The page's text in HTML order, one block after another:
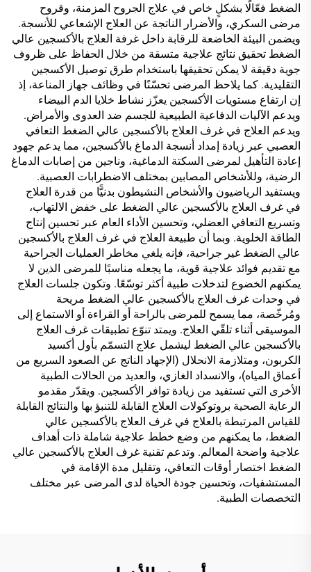
الضغط فعّالًا بشكلٍ خاص في علاج الجروح المزمنة، وقروح
مرضى السكري، والأضرار الناتجة عن العلاج الإشعاعي للأنسجة.
ويضمن البيئة الخاضعة للرقابة داخل غرفة العلاج بالأكسجين عالي
الضغط تحقيق نتائج علاجية متسقة من خلال الحفاظ على ظروف
جوية دقيقة لا يمكن تحقيقها باستخدام طرق توصيل الأكسجين
التقليدية. كما يلاحظ المرضى تحسّنًا في وظائف جهاز المناعة، إذ
إن ارتفاع مستويات الأكسجين يعزّز نشاط خلايا الدم البيضاء
ويدعم الآليات الدفاعية الطبيعية للجسم ضد العدوى والأمراض.
ويدعم العلاج في غرف العلاج بالأكسجين عالي الضغط التعافي
العصبي عبر زيادة إمداد أنسجة الدماغ بالأكسجين، مما يدعم جهود
إعادة التأهيل لمرضى السكتة الدماغية، وناجين من إصابات الدماغ
الرضية، وللأشخاص المصابين بمختلف الاضطرابات العصبية.
ويستفيد الرياضيون والأشخاص النشيطون بدنيًّا من قدرة العلاج
في غرف العلاج بالأكسجين عالي الضغط على خفض الالتهاب،
وتسريع التعافي العضلي، وتحسين الأداء العام عبر تحسين إنتاج
الطاقة الخلوية. وبما أن طبيعة العلاج في غرف العلاج بالأكسجين
عالي الضغط غير جراحية، فإنه يلغي مخاطر العمليات الجراحية
مع تقديم فوائد علاجية قوية، ما يجعله مناسبًا للمرضى الذين لا
يمكنهم الخضوع لتدخلات طبية أكثر توسّعًا. وتكون جلسات العلاج
في وحدات غرف العلاج بالأكسجين عالي الضغط مريحة
ومُرخّصة، مما يسمح للمرضى بالراحة أو القراءة أو الاستماع إلى
الموسيقى أثناء تلقّي العلاج. ويمتد تنوّع تطبيقات غرف العلاج
بالأكسجين عالي الضغط ليشمل علاج التسمّم بأول أكسيد
الكربون، ومتلازمة الانحلال (الإجهاد الناتج عن الصعود السريع من
أعماق المياه)، والانسداد الغازي، والعديد من الحالات الطبية
الأخرى التي تستفيد من زيادة توافر الأكسجين. ويقدّر مقدمو
الرعاية الصحية بروتوكولات العلاج القابلة للتنبؤ بها والنتائج القابلة
للقياس المرتبطة بالعلاج في غرف العلاج بالأكسجين عالي
الضغط، ما يمكنهم من وضع خطط علاجية شاملة ذات أهداف
علاجية واضحة المعالم. وتدعم تقنية غرف العلاج بالأكسجين عالي
الضغط اختصار أوقات التعافي، وتقليل مدة الإقامة في
المستشفيات، وتحسين جودة الحياة لدى المرضى عبر مختلف
التخصصات الطبية.